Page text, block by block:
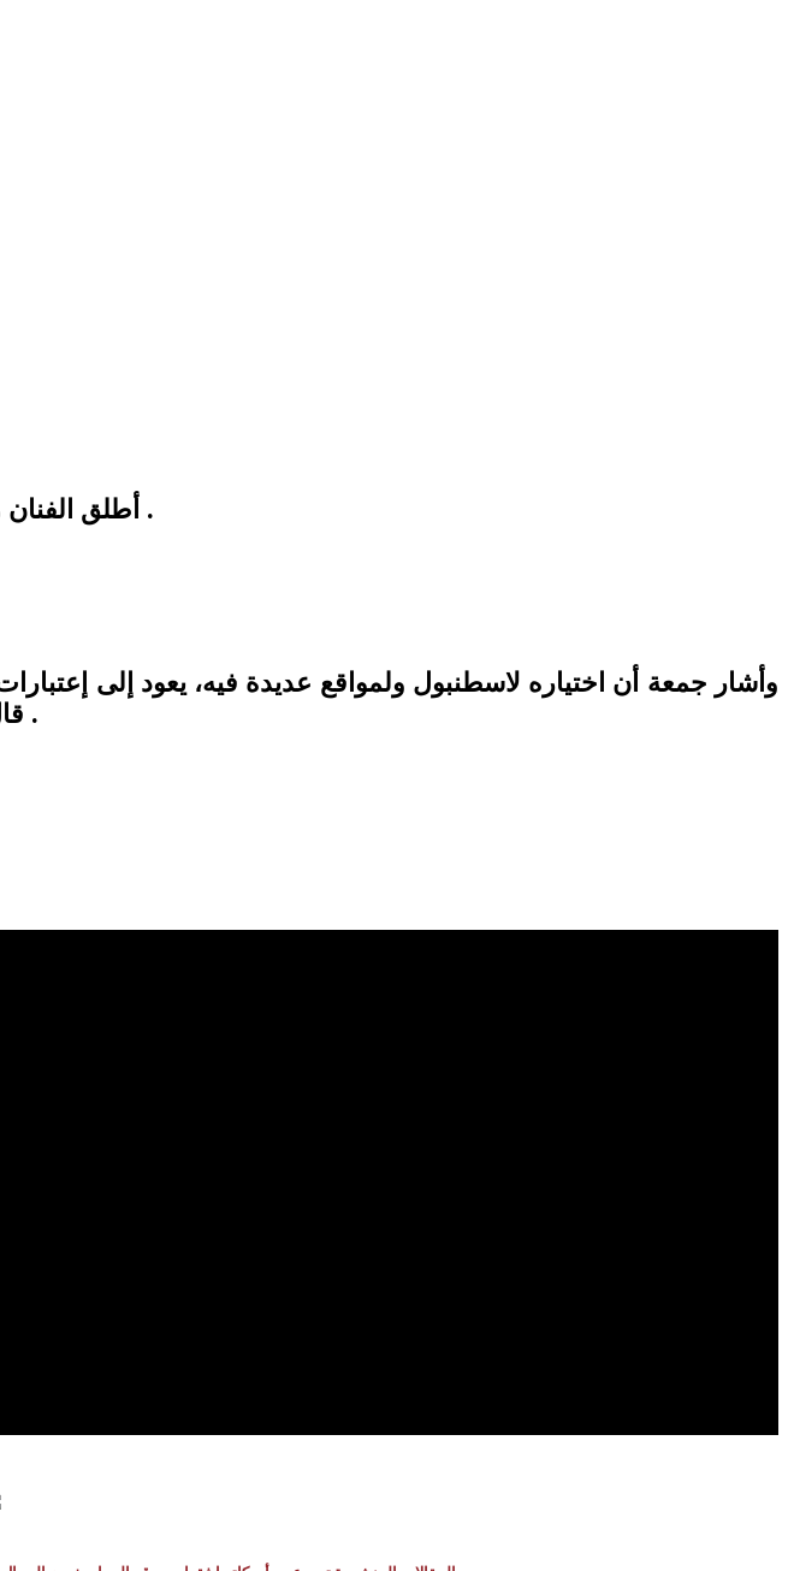
أطلق الفنان محمد جمعة أغنية جديدة بعنوان "انتي مين" الذي تحمل الطابع الرومنسي .
وأشار جمعة أن اختياره لاسطنبول ولمواقع عديدة فيه، يعود إلى
اختلافها على ترجمة رؤية المخرج وأجواء الأغنية .